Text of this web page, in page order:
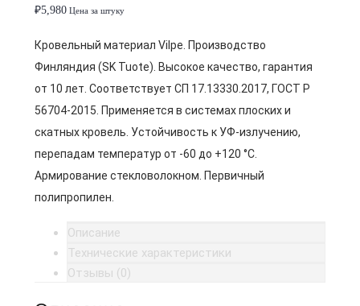
₽5,980 Цена за штуку
Кровельный материал Vilpe. Производство
Финляндия (SK Tuote). Высокое качество, гарантия
от 10 лет. Соответствует СП 17.13330.2017, ГОСТ Р
56704-2015. Применяется в системах плоских и
скатных кровель. Устойчивость к УФ-излучению,
перепадам температур от -60 до +120 °C.
Армирование стекловолокном. Первичный
полипропилен.
Описание
Технические характеристики
Отзывы (0)